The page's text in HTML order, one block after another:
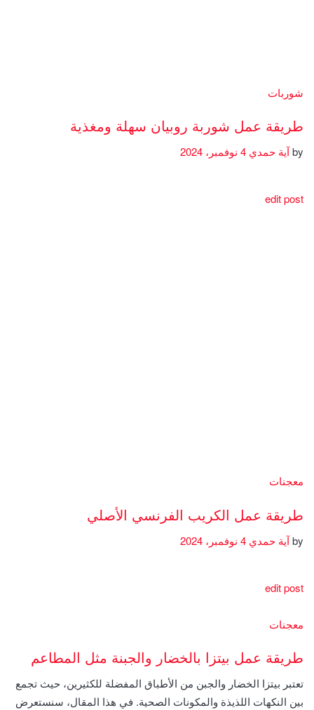
شوربات
طريقة عمل شوربة روبيان سهلة ومغذية
byآية حمدي
edit post
معجنات
طريقة عمل الكريب الفرنسي الأصلي
byآية حمدي
edit post
معجنات
طريقة عمل بيتزا بالخضار والجبنة مثل المطاعم
تعتبر بيتزا الخضار والجبن من الأطباق المفضلة للكثيرين، حيث تجمع
بين النكهات اللذيذة والمكونات الصحية. في هذا المقال، سنستعرض